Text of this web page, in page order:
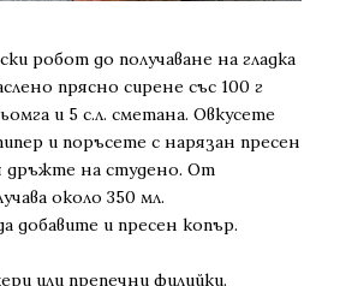
робот до получаване на гладка
прясно сирене със 100 г
и 5 с.л. сметана. Овкусете
и поръсете с нарязан пресен
дръжте на студено. От
около 350 мл.
добавите и пресен копър.
или препечни филийки.